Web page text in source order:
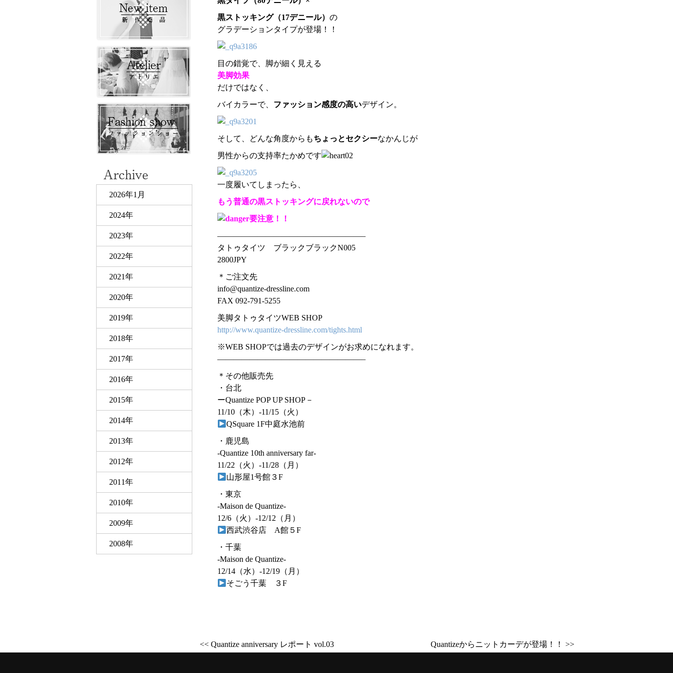
黒ストッキング（17デニール） の
グラデーションタイプが登場！！
目の錯覚で、脚が細く見える
美脚効果
だけではなく、
バイカラーで、 ファッション感度の高いデザイン。
そして、どんな角度からもちょっとセクシーなかんじが
男性からの支持率たかめです
一度履いてしまったら、
もう普通の黒ストッキングに戻れないので
要注意！！
——————————————————–
タトゥタイツ ブラックブラックN005
2800JPY
＊ご注文先
info@quantize-dressline.com
FAX 092-791-5255
美脚タトゥタイツWEB SHOP
http://www.quantize-dressline.com/tights.html
※WEB SHOPでは過去のデザインがお求めになれます。
——————————————————–
＊その他販売先
・台北
ーQuantize POP UP SHOP－
11/10（木）-11/15（火）
QSquare 1F中庭水池前
・鹿児島
-Quantize 10th anniversary far-
11/22（火）-11/28（月）
山形屋1号館３F
・東京
-Maison de Quantize-
12/6（火）-12/12（月）
西武渋谷店 A館５F
・千葉
-Maison de Quantize-
12/14（水）-12/19（月）
そごう千葉 ３F
<< Quantize anniversary レポート vol.03 Quantizeからニットカーデが登場！！ >>
2026年1月
2024年
2023年
2022年
2021年
2020年
2019年
2018年
2017年
2016年
2015年
2014年
2013年
2012年
2011年
2010年
2009年
2008年